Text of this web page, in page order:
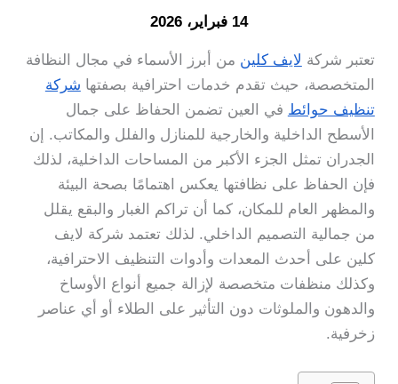
14 فبراير، 2026
تعتبر شركة لايف كلين من أبرز الأسماء في مجال النظافة
المتخصصة، حيث تقدم خدمات احترافية بصفتها شركة
تنظيف حوائط في العين تضمن الحفاظ على جمال
الأسطح الداخلية والخارجية للمنازل والفلل والمكاتب. إن
الجدران تمثل الجزء الأكبر من المساحات الداخلية، لذلك
فإن الحفاظ على نظافتها يعكس اهتمامًا بصحة البيئة
والمظهر العام للمكان، كما أن تراكم الغبار والبقع يقلل
من جمالية التصميم الداخلي. لذلك تعتمد شركة لايف
كلين على أحدث المعدات وأدوات التنظيف الاحترافية،
وكذلك منظفات متخصصة لإزالة جميع أنواع الأوساخ
والدهون والملوثات دون التأثير على الطلاء أو أي عناصر
زخرفية.